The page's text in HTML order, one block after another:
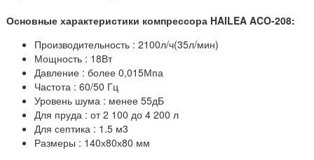
Основные характеристики компрессора HAILEA ACO-208:
Производительность : 2100л/ч(35л/мин)
Мощность : 18Вт
Давление : более 0,015Мпа
Частота : 60/50 Гц
Уровень шума : менее 55дБ
Для пруда : от 2 100 до 4 200 л
Для септика : 1.5 м3
Размеры : 140х80х80 мм